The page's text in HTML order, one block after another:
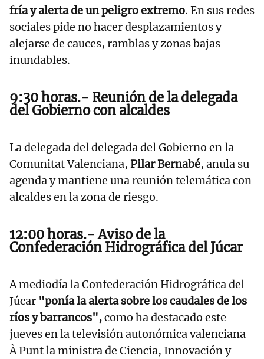
fría y alerta de un peligro extremo. En sus redes
sociales pide no hacer desplazamientos y
alejarse de cauces, ramblas y zonas bajas
inundables.
9:30 horas.- Reunión de la delegada
del Gobierno con alcaldes
La delegada del delegada del Gobierno en la
Comunitat Valenciana, Pilar Bernabé, anula su
agenda y mantiene una reunión telemática con
alcaldes en la zona de riesgo.
12:00 horas.- Aviso de la
Confederación Hidrográfica del Júcar
A mediodía la Confederación Hidrográfica del
Júcar "ponía la alerta sobre los caudales de los
ríos y barrancos",como ha destacado este
jueves en la televisión autonómica valenciana
À Punt la ministra de Ciencia, Innovación y